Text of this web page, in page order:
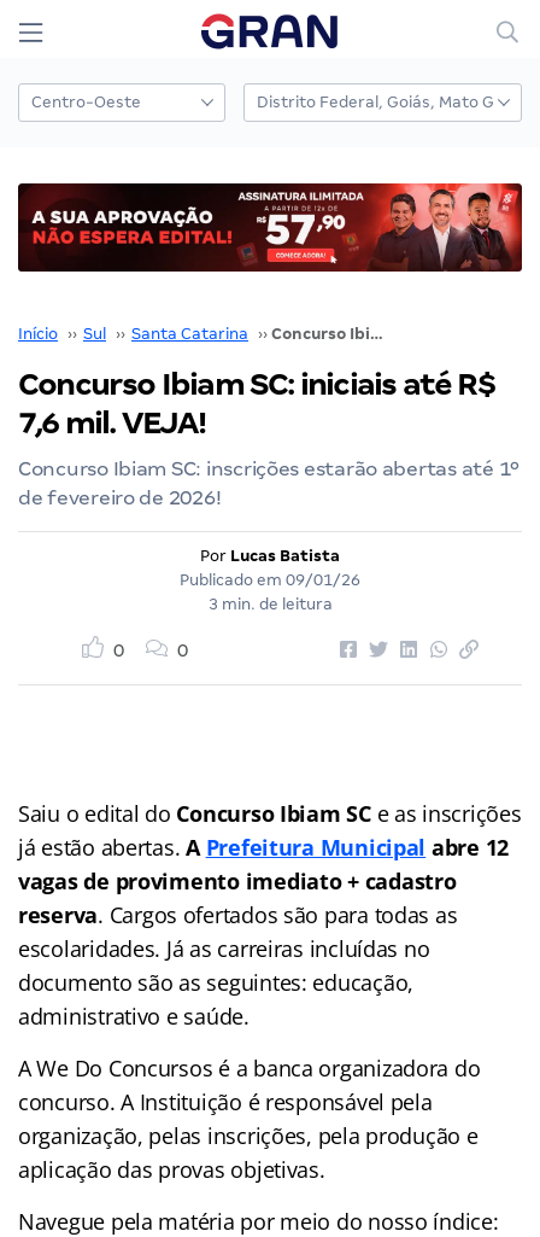
Início ›› Sul ›› Santa Catarina ›› Concurso Ibiam SC: iniciais até R$ 7,6 mil. VEJA!
Concurso Ibiam SC: iniciais até R$
7,6 mil. VEJA!
Concurso Ibiam SC: inscrições estarão abertas até 1º
de fevereiro de 2026!
Por Lucas Batista
Publicado em 09/01/26
3 min. de leitura
0 0
Saiu o edital do Concurso Ibiam SCe as inscrições
já estão abertas.A Prefeitura Municipal abre 12
vagas de provimento imediato + cadastro
reserva. Cargos ofertados são para todas as
escolaridades. Já as carreiras incluídas no
documento são as seguintes: educação,
administrativo e saúde.
A We Do Concursos é a banca organizadora do
concurso. A Instituição é responsável pela
organização, pelas inscrições, pela produção e
aplicação das provas objetivas.
Navegue pela matéria por meio do nosso índice: